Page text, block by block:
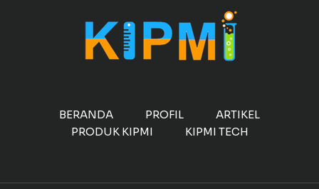
BERANDA PROFIL
ARTIKEL
PRODUK KIPMI
KIPMI TECH